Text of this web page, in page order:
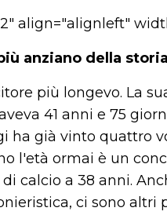
align="alignleft"
anziano della
più longevo. La
41 anni e 75
ha già vinto quattro
l'età ormai è un
calcio a 38 anni.
ci sono altri